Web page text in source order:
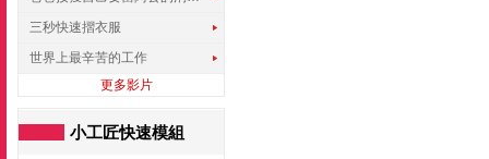
三秒快速摺衣服
世界上最辛苦的工作
更多影片
小工匠快速模組